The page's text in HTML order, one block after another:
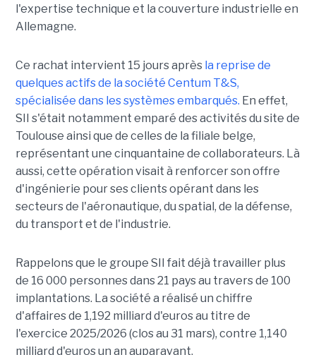
l'expertise technique et la couverture industrielle en
Allemagne.
Ce rachat intervient 15 jours après la reprise de
quelques actifs de la société Centum T&S,
spécialisée dans les systèmes embarqués. En effet,
SII s'était notamment emparé des activités du site de
Toulouse ainsi que de celles de la filiale belge,
représentant une cinquantaine de collaborateurs. Là
aussi, cette opération visait à renforcer son offre
d'ingénierie pour ses clients opérant dans les
secteurs de l'aéronautique, du spatial, de la défense,
du transport et de l'industrie.
Rappelons que le groupe SII fait déjà travailler plus
de 16 000 personnes dans 21 pays au travers de 100
implantations. La société a réalisé un chiffre
d'affaires de 1,192 milliard d'euros au titre de
l'exercice 2025/2026 (clos au 31 mars), contre 1,140
milliard d'euros un an auparavant.